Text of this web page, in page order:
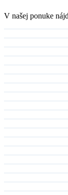
V našej ponuke